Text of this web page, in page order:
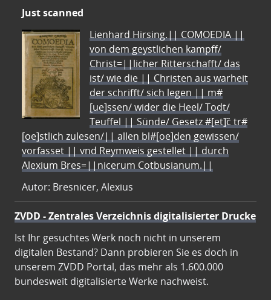
Just scanned
Lienhard Hirsing.|| COMOEDIA ||
von dem geystlichen kampff/
Christ=||licher Ritterschafft/ das
ist/ wie die || Christen aus warheit
der schrifft/ sich legen || m#
[ue]ssen/ wider die Heel/ Todt/
Teuffel || Sünde/ Gesetz #[et]c̃ tr#
[oe]stlich zulesen/|| allen bl#[oe]den gewissen/
vorfasset || vnd Reymweis gestellet || durch
Alexium Bres=||nicerum Cotbusianum.||
Autor: Bresnicer, Alexius
ZVDD - Zentrales Verzeichnis digitalisierter Drucke
Ist Ihr gesuchtes Werk noch nicht in unserem
digitalen Bestand? Dann probieren Sie es doch in
unserem ZVDD Portal, das mehr als 1.600.000
bundesweit digitalisierte Werke nachweist.